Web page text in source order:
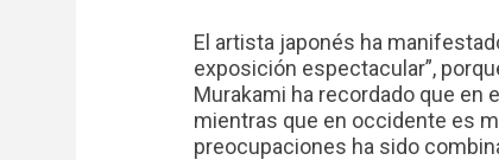
El artista japonés ha
exposición espectacular”,
Murakami ha recordado que en
mientras que en occidente es
preocupaciones ha sido